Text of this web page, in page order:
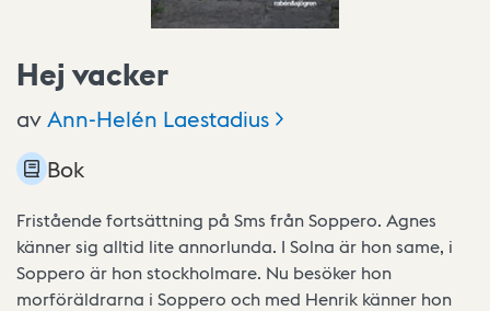
Hej vacker
avAnn-Helén Laestadius
Bok
Fristående fortsättning på Sms från Soppero. Agnes
känner sig alltid lite annorlunda. I Solna är hon same, i
Soppero är hon stockholmare. Nu besöker hon
morföräldrarna i Soppero och med Henrik känner hon